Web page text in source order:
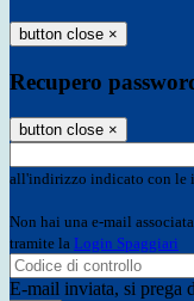
button close ×
Recupero
button close ×
all'indirizzo indicato con le
Non hai una e-mail
tramite la Login Spaggiari
E-mail inviata, si prega